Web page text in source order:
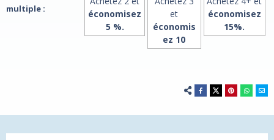
multiple :
économisez
5 %.
et
économis
ez 10
économisez
15%.